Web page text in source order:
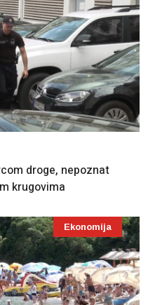
droge, nepoznat
krugovima
Ekonomija